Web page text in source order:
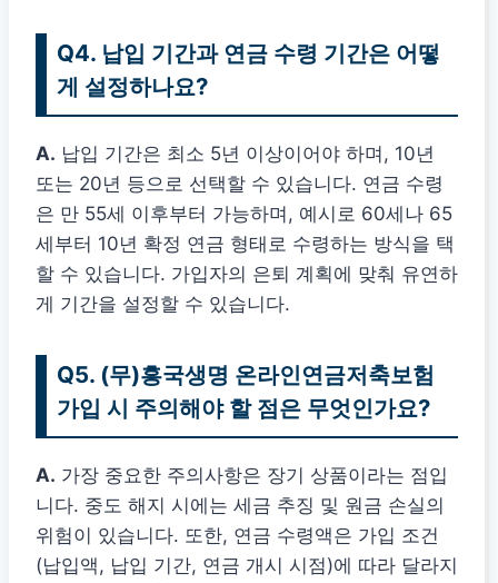
Q4. 납입 기간과 연금 수령 기간은 어떻
게 설정하나요?
A. 납입 기간은 최소 5년 이상이어야 하며, 10년
또는 20년 등으로 선택할 수 있습니다. 연금 수령
은 만 55세 이후부터 가능하며, 예시로 60세나 65
세부터 10년 확정 연금 형태로 수령하는 방식을 택
할 수 있습니다. 가입자의 은퇴 계획에 맞춰 유연하
게 기간을 설정할 수 있습니다.
Q5. (무)흥국생명 온라인연금저축보험
가입 시 주의해야 할 점은 무엇인가요?
A. 가장 중요한 주의사항은 장기 상품이라는 점입
니다. 중도 해지 시에는 세금 추징 및 원금 손실의
위험이 있습니다. 또한, 연금 수령액은 가입 조건
(납입액, 납입 기간, 연금 개시 시점)에 따라 달라지